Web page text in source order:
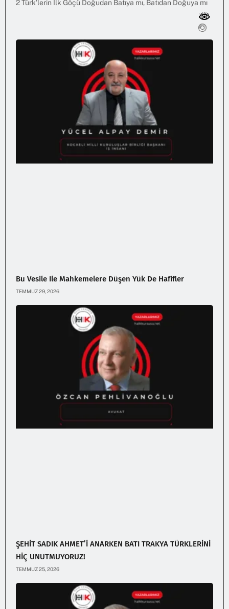
2 Türk’lerin İlk Göçü Doğudan Batıya mı, Batıdan Doğuya mı
Bu Vesile Ile Mahkemelere Düşen Yük De Hafifler
TEMMUZ 29, 2026
ŞEHİT SADIK AHMET’İ ANARKEN BATI TRAKYA TÜRKLERİNİ
HİÇ UNUTMUYORUZ!
TEMMUZ 25, 2026